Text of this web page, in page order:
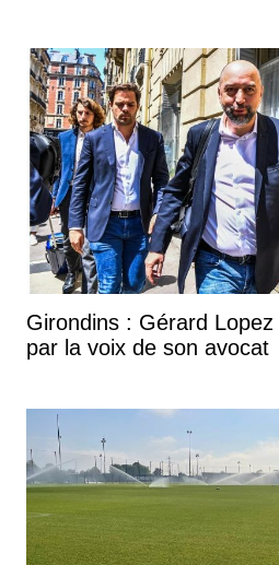
Girondins : Gérard
par la voix de son avocat